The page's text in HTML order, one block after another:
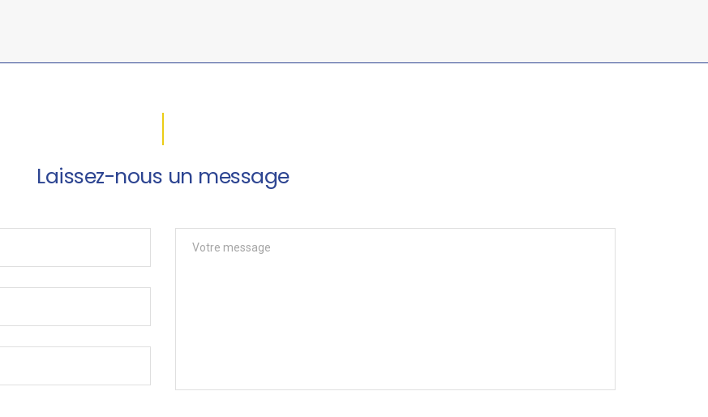
Laissez-nous un message